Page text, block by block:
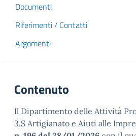
Documenti
Riferimenti / Contatti
Argomenti
Contenuto
Il Dipartimento delle Attività
3.S Artigianato e Aiuti alle